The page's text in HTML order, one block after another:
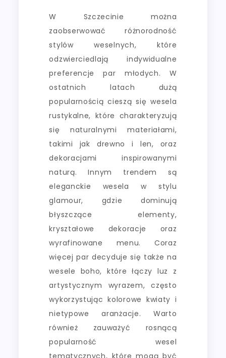
W Szczecinie można
zaobserwować różnorodność
stylów weselnych, które
odzwierciedlają indywidualne
preferencje par młodych. W
ostatnich latach dużą
popularnością cieszą się wesela
rustykalne, które charakteryzują
się naturalnymi materiałami,
takimi jak drewno i len, oraz
dekoracjami inspirowanymi
naturą. Innym trendem są
eleganckie wesela w stylu
glamour, gdzie dominują
błyszczące elementy,
kryształowe dekoracje oraz
wyrafinowane menu. Coraz
więcej par decyduje się także na
wesele boho, które łączy luz z
artystycznym wyrazem, często
wykorzystując kolorowe kwiaty i
nietypowe aranżacje. Warto
również zauważyć rosnącą
popularność wesel
tematycznych, które mogą być